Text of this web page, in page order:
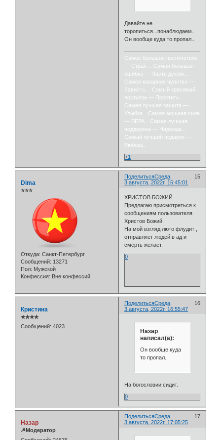
Давайте не
торопиться...понаблюдаем..
Он вообще куда то пропал..
Самое большое препятствие
— Страх… Самая большая
ошибка — Пасть духом…
Самое коварное чувство —
Зависть… Самый красивый
поступок — Простить…
Самая лучшая защита —
Улыбка…Самая мощная сила
— ВЕРА…Самая лучшая
поддержка — Надежда…
Самый лучший подарок —
Любовь.
+1
Поделиться 15
Среда,
3 августа, 2022г. 16:45:01
Dima
⭐⭐⭐
Откуда: Санкт-Петербург
Сообщений: 13271
Пол: Мужской
Конфессия: Вне конфессий.
ХРИСТОВ БОЖИЙ.
Предлагаю присмотреться к
сообщениям пользователя
Христов Божий.
На мой взгляд люто флудит ,
отправляет людей в ад и
смерть желает.
0
Поделиться 16
Среда,
3 августа, 2022г. 16:55:47
Кристина
✯✯✯✯
Сообщений: 4023
Назар
написал(а):
Он вообще куда
то пропал..
На богословии сидит.
0
Поделиться 17
Среда,
3 августа, 2022г. 17:05:25
Назар
☭Модератор